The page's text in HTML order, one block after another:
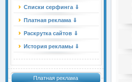
Списки серфинга ⇓
Платная реклама ⇓
Раскрутка сайтов ⇓
История рекламы ⇓
Платная реклама